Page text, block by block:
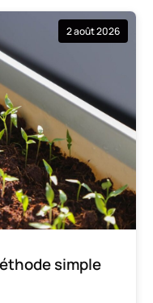
2 août 2026
simple